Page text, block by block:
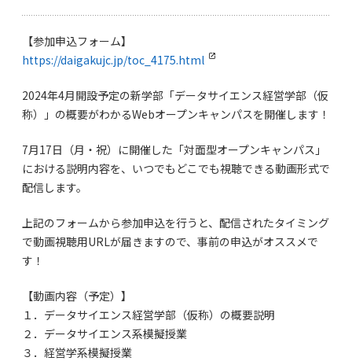
【参加申込フォーム】
https://daigakujc.jp/toc_4175.html
2024年4月開設予定の新学部「データサイエンス経営学部（仮
称）」の概要がわかるWebオープンキャンパスを開催します！
7月17日（月・祝）に開催した「対面型オープンキャンパス」
における説明内容を、いつでもどこでも視聴できる動画形式で
配信します。
上記のフォームから参加申込を行うと、配信されたタイミング
で動画視聴用URLが届きますので、事前の申込がオススメで
す！
【動画内容（予定）】
１．データサイエンス経営学部（仮称）の概要説明
２．データサイエンス系模擬授業
３．経営学系模擬授業